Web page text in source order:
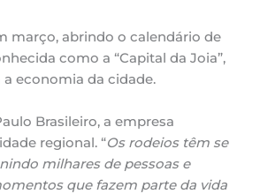
março, abrindo o calendário de
como a “Capital da Joia”,
economia da cidade.
Brasileiro, a empresa
regional. “Os rodeios têm se
milhares de pessoas e
que fazem parte da vida